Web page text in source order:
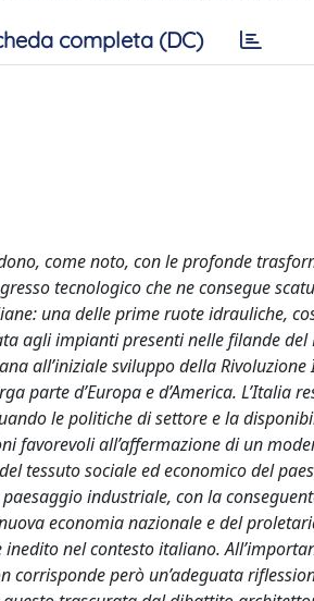
completa (DC)
come noto, con le profonde
tecnologico che ne consegue
una delle prime ruote idrauliche,
agli impianti presenti nelle filande del
all’iniziale sviluppo della
parte d’Europa e d’America. L’Italia
le politiche di settore e la
all’affermazione di un
tessuto sociale ed economico del
industriale, con la
economia nazionale e del
nel contesto italiano.
però un’adeguata